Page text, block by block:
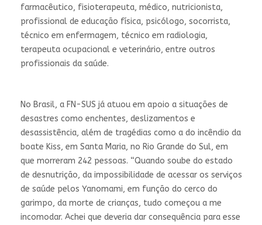
farmacêutico, fisioterapeuta, médico, nutricionista,
profissional de educação física, psicólogo, socorrista,
técnico em enfermagem, técnico em radiologia,
terapeuta ocupacional e veterinário, entre outros
profissionais da saúde.
No Brasil, a FN-SUS já atuou em apoio a situações de
desastres como enchentes, deslizamentos e
desassistência, além de tragédias como a do incêndio da
boate Kiss, em Santa Maria, no Rio Grande do Sul, em
que morreram 242 pessoas. “Quando soube do estado
de desnutrição, da impossibilidade de acessar os serviços
de saúde pelos Yanomami, em função do cerco do
garimpo, da morte de crianças, tudo começou a me
incomodar. Achei que deveria dar consequência para esse